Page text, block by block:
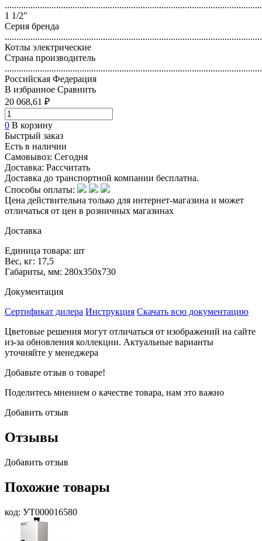
1 1/2"
Серия бренда
Котлы электрические
Страна производитель
Российская Федерация
В избранное Сравнить
20 068,61 ₽
0 В корзину
Быстрый заказ
Есть в наличии
Самовывоз: Сегодня
Доставка: Рассчитать
Доставка до транспортной компании бесплатна.
Способы оплаты:
Цена действительна только для интернет-магазина и может
отличаться от цен в розничных магазинах
Доставка
Единица товара: шт
Вес, кг: 17,5
Габариты, мм: 280х350х730
Документация
Сертификат дилера Инструкция Скачать всю документацию
Цветовые решения могут отличаться от изображений на сайте
из-за обновления коллекции. Актуальные варианты
уточняйте у менеджера
Добавьте отзыв о товаре!
Поделитесь мнением о качестве товара, нам это важно
Добавить отзыв
Отзывы
Добавить отзыв
Похожие товары
код: УТ000016580